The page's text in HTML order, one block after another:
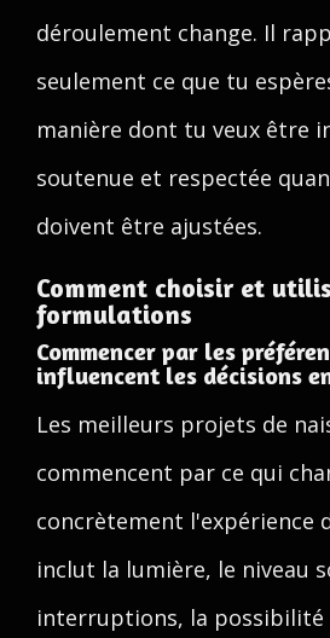
déroulement change. Il
seulement ce que tu
manière dont tu veux être
soutenue et respectée
doivent être ajustées.
Comment choisir et
formulations
Commencer par les
influencent les décisions
Les meilleurs projets de
commencent par ce qui
concrètement l'expérience
inclut la lumière, le niveau
interruptions, la possibilité